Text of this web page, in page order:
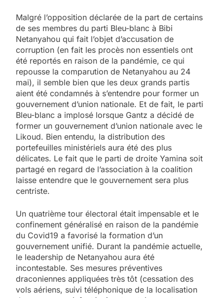
Malgré l’opposition déclarée de la part de certains
de ses membres du parti Bleu-blanc à Bibi
Netanyahou qui fait l’objet d’accusation de
corruption (en fait les procès non essentiels ont
été reportés en raison de la pandémie, ce qui
repousse la comparution de Netanyahou au 24
mai), il semble bien que les deux grands partis
aient été condamnés à s’entendre pour former un
gouvernement d’union nationale. Et de fait, le parti
Bleu-blanc a implosé lorsque Gantz a décidé de
former un gouvernement d’union nationale avec le
Likoud. Bien entendu, la distribution des
portefeuilles ministériels aura été des plus
délicates. Le fait que le parti de droite Yamina soit
partagé en regard de l’association à la coalition
laisse entendre que le gouvernement sera plus
centriste.
Un quatrième tour électoral était impensable et le
confinement généralisé en raison de la pandémie
du Covid19 a favorisé la formation d’un
gouvernement unifié. Durant la pandémie actuelle,
le leadership de Netanyahou aura été
incontestable. Ses mesures préventives
draconiennes appliquées très tôt (cessation des
vols aériens, suivi téléphonique de la localisation